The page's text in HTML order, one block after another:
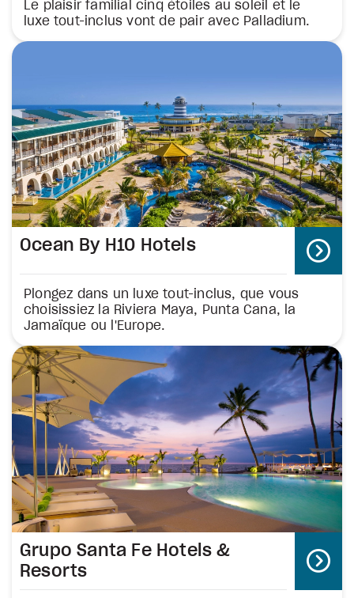
Le plaisir familial cinq étoiles au soleil et le
luxe tout-inclus vont de pair avec Palladium.
Ocean By H10 Hotels
Plongez dans un luxe tout-inclus, que vous
choisissiez la Riviera Maya, Punta Cana, la
Jamaïque ou l'Europe.
Grupo Santa Fe Hotels &
Resorts